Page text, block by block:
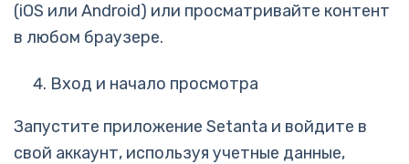
(iOS или Android) или просматривайте контент
в любом браузере.
Вход и начало просмотра
Запустите приложение Setanta и войдите в
свой аккаунт, используя учетные данные,